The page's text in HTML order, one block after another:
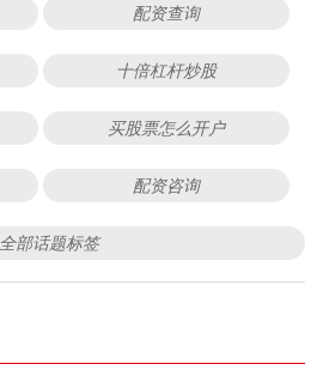
配资查询
十倍杠杆炒股
买股票怎么开户
配资咨询
全部话题标签